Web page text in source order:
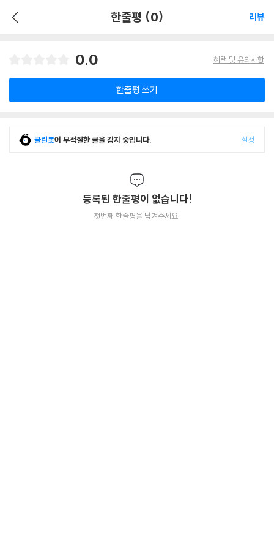
한줄평 (0) 리뷰
0.0 혜택 및 유의사항
한줄평 쓰기
클린봇이 부적절한 글을 감지 중입니다. 설정
등록된 한줄평이 없습니다!
첫번째 한줄평을 남겨주세요.